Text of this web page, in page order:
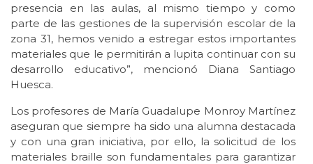
presencia en las aulas, al mismo tiempo y como
parte de las gestiones de la supervisión escolar de la
zona 31, hemos venido a estregar estos importantes
materiales que le permitirán a lupita continuar con su
desarrollo educativo”, mencionó Diana Santiago
Huesca.
Los profesores de María Guadalupe Monroy Martínez
aseguran que siempre ha sido una alumna destacada
y con una gran iniciativa, por ello, la solicitud de los
materiales braille son fundamentales para garantizar